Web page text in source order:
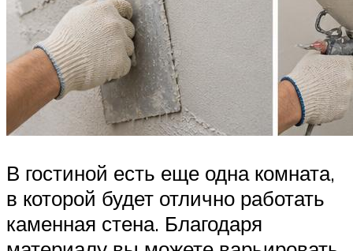
В гостиной есть еще одна комната,
в которой будет отлично работать
каменная стена. Благодаря